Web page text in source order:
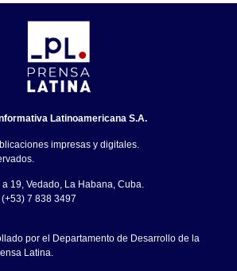
Latinoamericana S.A.
impresas y digitales.
19, Vedado, La Habana, Cuba.
7 838 3497
por el Departamento de Desarrollo de la
Latina.